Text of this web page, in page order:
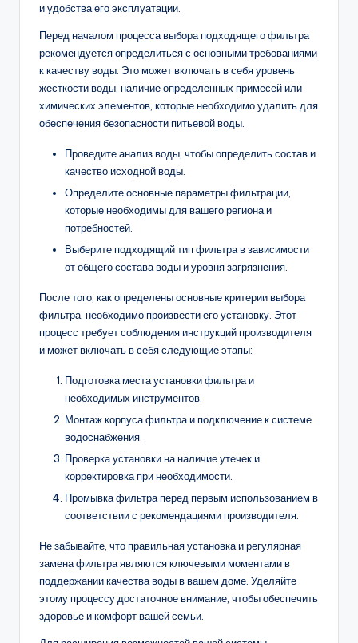
и удобства его эксплуатации.
Перед началом процесса выбора подходящего фильтра
рекомендуется определиться с основными требованиями
к качеству воды. Это может включать в себя уровень
жесткости воды, наличие определенных примесей или
химических элементов, которые необходимо удалить для
обеспечения безопасности питьевой воды.
Проведите анализ воды, чтобы определить состав и
качество исходной воды.
Определите основные параметры фильтрации,
которые необходимы для вашего региона и
потребностей.
Выберите подходящий тип фильтра в зависимости
от общего состава воды и уровня загрязнения.
После того, как определены основные критерии выбора
фильтра, необходимо произвести его установку. Этот
процесс требует соблюдения инструкций производителя
и может включать в себя следующие этапы:
Подготовка места установки фильтра и
необходимых инструментов.
Монтаж корпуса фильтра и подключение к системе
водоснабжения.
Проверка установки на наличие утечек и
корректировка при необходимости.
Промывка фильтра перед первым использованием в
соответствии с рекомендациями производителя.
Не забывайте, что правильная установка и регулярная
замена фильтра являются ключевыми моментами в
поддержании качества воды в вашем доме. Уделяйте
этому процессу достаточное внимание, чтобы обеспечить
здоровье и комфорт вашей семьи.